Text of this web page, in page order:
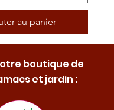
au panier
boutique de
et jardin :